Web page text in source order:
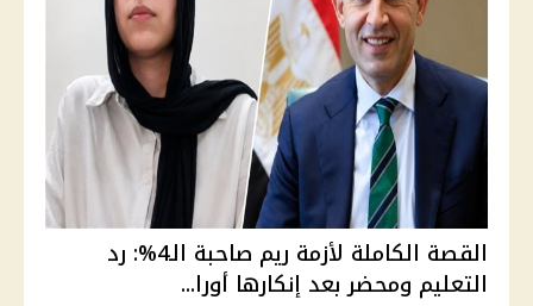
القصة الكاملة لأزمة ريم صاحبة الـ4%: رد
التعليم ومحضر بعد إنكارها أورا...